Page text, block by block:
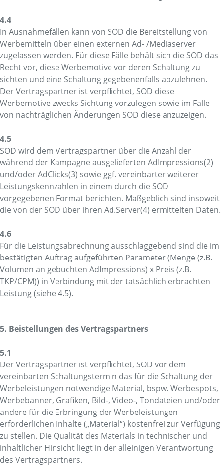
4.4
In Ausnahmefällen kann von SOD die Bereitstellung von
Werbemitteln über einen externen Ad- /Mediaserver
zugelassen werden. Für diese Fälle behält sich die SOD das
Recht vor, diese Werbemotive vor deren Schaltung zu
sichten und eine Schaltung gegebenenfalls abzulehnen.
Der Vertragspartner ist verpflichtet, SOD diese
Werbemotive zwecks Sichtung vorzulegen sowie im Falle
von nachträglichen Änderungen SOD diese anzuzeigen.
4.5
SOD wird dem Vertragspartner über die Anzahl der
während der Kampagne ausgelieferten AdImpressions(2)
und/oder AdClicks(3) sowie ggf. vereinbarter weiterer
Leistungskennzahlen in einem durch die SOD
vorgegebenen Format berichten. Maßgeblich sind insoweit
die von der SOD über ihren Ad.Server(4) ermittelten Daten.
4.6
Für die Leistungsabrechnung ausschlaggebend sind die im
bestätigten Auftrag aufgeführten Parameter (Menge (z.B.
Volumen an gebuchten AdImpressions) x Preis (z.B.
TKP/CPM)) in Verbindung mit der tatsächlich erbrachten
Leistung (siehe 4.5).
5. Beistellungen des Vertragspartners
5.1
Der Vertragspartner ist verpflichtet, SOD vor dem
vereinbarten Schaltungstermin das für die Schaltung der
Werbeleistungen notwendige Material, bspw. Werbespots,
Werbebanner, Grafiken, Bild-, Video-, Tondateien und/oder
andere für die Erbringung der Werbeleistungen
erforderlichen Inhalte („Material“) kostenfrei zur Verfügung
zu stellen. Die Qualität des Materials in technischer und
inhaltlicher Hinsicht liegt in der alleinigen Verantwortung
des Vertragspartners.